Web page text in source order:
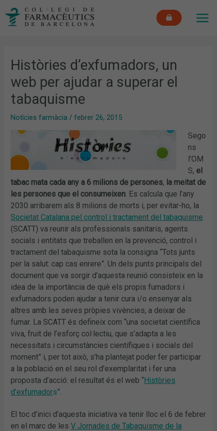
Històries d’exfumadors, un
web per ajudar a superar el
tabaquisme
Notícies farmàcia /febrer 26, 2015
Sego
ns
l’OM
S, el
tabac mata cada any a 6 milions de persones, la meitat de
les persones que el consumeixen. Es calcula que l’any
2030 arribarem als 8 milions de morts i, per evitar-ho, la
Societat Catalana pel control i tractament del tabaquisme
(SCATT) va reunir als professionals sanitaris, agents
socials i entitats que treballen en la prevenció, control i
tractament del tabaquisme sota la consigna “Tots junts
per la salut: cap cas enrere”. Un dels punts principals del
document que va sorgir d’aquesta reunió consisteix en la
idea de la importància de què els propis fumadors i
exfumadors poden ajudar a tenir cura i/o ensenyar als
altres amb les seves pròpies vivències, a deixar de
fumar. La SCATT és defineix com “una societat científica
viva, fruit de l’esforç col·lectiu, que s’adapta a les
necessitats i circumstàncies científiques i socials del
moment” i, per tot això, s’ha plantejat poder fer participar
a la població en el seu rol d’exemplaritat i fer una
proposta d’acció: el resultat és el web “Històries
d’exfumadors”.
El toc d’inici d’aquesta iniciativa va tenir lloc el 6 de febrer
en el marc de lesV Jornades de Tabaquisme de la